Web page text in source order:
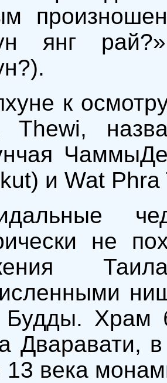
янг
к
Thewi,
и Wat
не
Будды. Храм
Дваравати,
13 века